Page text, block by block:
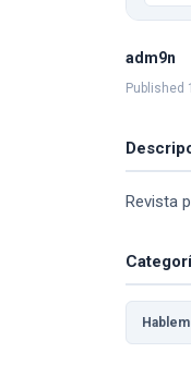
adm9n
Published
Revista